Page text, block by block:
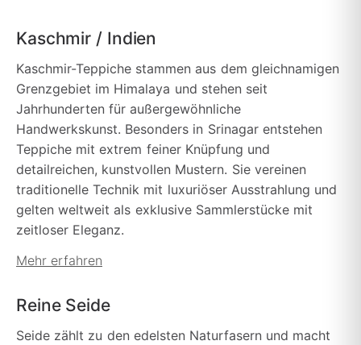
Kaschmir / Indien
Kaschmir-Teppiche stammen aus dem gleichnamigen
Grenzgebiet im Himalaya und stehen seit
Jahrhunderten für außergewöhnliche
Handwerkskunst. Besonders in Srinagar entstehen
Teppiche mit extrem feiner Knüpfung und
detailreichen, kunstvollen Mustern. Sie vereinen
traditionelle Technik mit luxuriöser Ausstrahlung und
gelten weltweit als exklusive Sammlerstücke mit
zeitloser Eleganz.
Mehr erfahren
Reine Seide
Seide zählt zu den edelsten Naturfasern und macht